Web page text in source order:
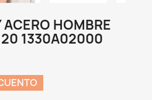
HOMBRE
20 1330A02000